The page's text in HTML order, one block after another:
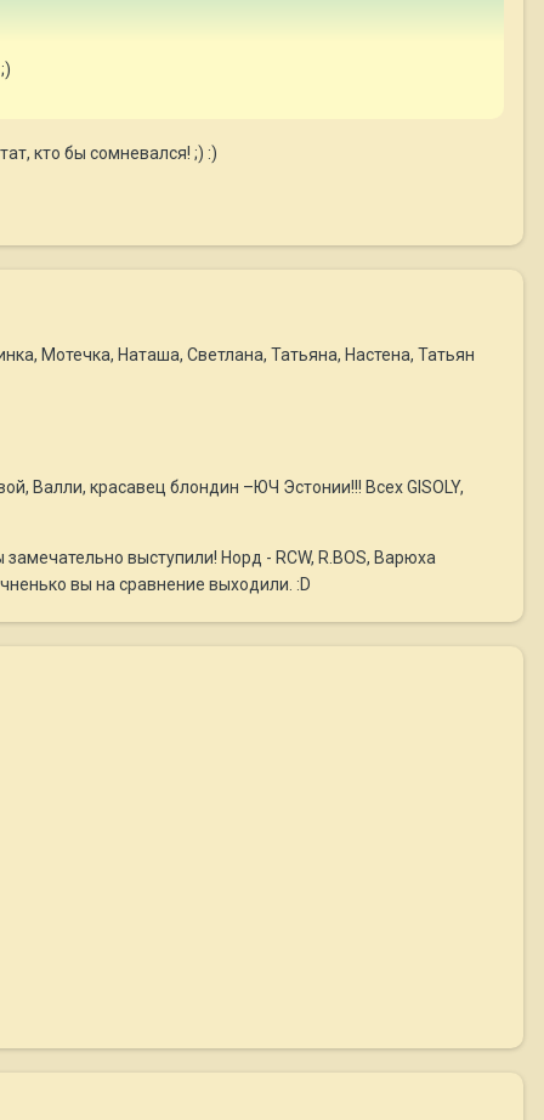
кто бы сомневался! ;) :)
Мотечка, Наташа, Светлана, Татьяна, Настена, Татьян
Валли, красавец блондин –ЮЧ Эстонии!!! Всех GISOLY,
выступили! Норд - RCW, R.BOS, Варюха
вы на сравнение выходили. :D